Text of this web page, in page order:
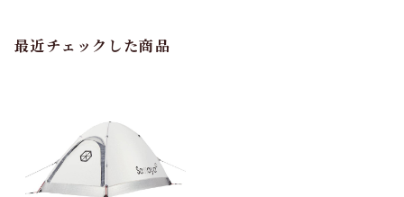
最近チェックした商品